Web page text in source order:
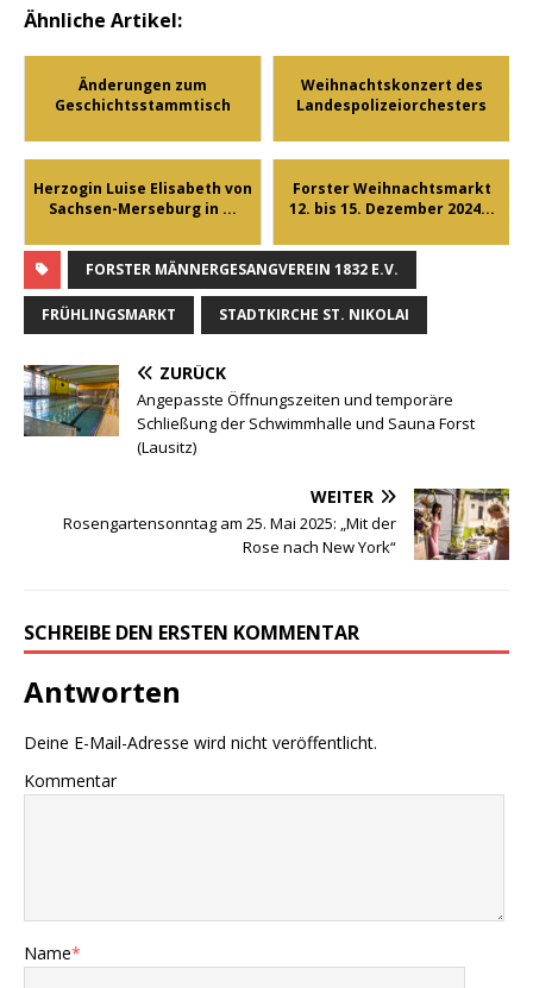
Ähnliche Artikel:
Änderungen zum
Geschichtsstammtisch
Weihnachtskonzert des
Landespolizeiorchesters
Herzogin Luise Elisabeth von
Sachsen-Merseburg in ...
Forster Weihnachtsmarkt
12. bis 15. Dezember 2024...
FORSTER MÄNNERGESANGVEREIN 1832 E.V.
FRÜHLINGSMARKT STADTKIRCHE ST. NIKOLAI
ZURÜCK
Angepasste Öffnungszeiten und temporäre
Schließung der Schwimmhalle und Sauna Forst
(Lausitz)
WEITER
Rosengartensonntag am 25. Mai 2025: „Mit der
Rose nach New York“
SCHREIBE DEN ERSTEN KOMMENTAR
Antworten
Deine E-Mail-Adresse wird nicht veröffentlicht.
Kommentar
Name*